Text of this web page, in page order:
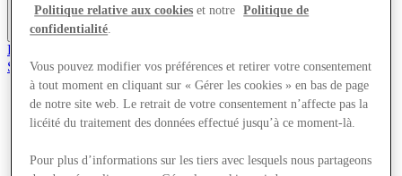
Plus
Rejoignez le club
Sauvé
fr
Magasins
Offres
Quoi de neuf
Politique relative aux cookies et notre
Politique de
confidentialité.
Vous pouvez modifier vos préférences et retirer votre consentement
à tout moment en cliquant sur « Gérer les cookies » en bas de page
de notre site web. Le retrait de votre consentement n’affecte pas la
licéité du traitement des données effectué jusqu’à ce moment-là.
Pour plus d’informations sur les tiers avec lesquels nous partageons